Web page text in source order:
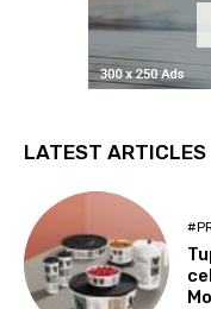
LATEST ARTICLES